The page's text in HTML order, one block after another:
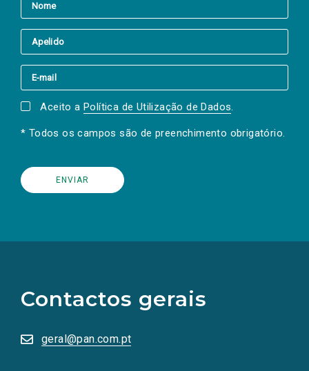
Aceito a Política de Utilização de Dados.
* Todos os campos são de preenchimento obrigatório.
Contactos gerais
geral@pan.com.pt
redes
sociais
numa
nova